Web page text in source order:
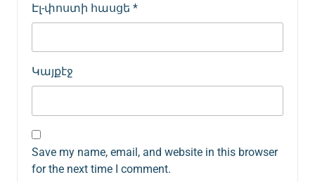
Էլ-փոստի հասցե *
Կայքէջ
Save my name, email, and website in this browser
for the next time I comment.